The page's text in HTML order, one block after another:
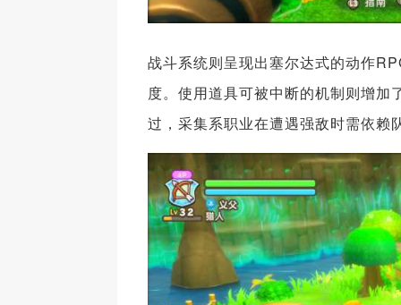
战斗系统则呈现出塞尔达式的动作
度。使用道具可被中断的机制则增加
过，采集系职业在遭遇强敌时需依赖